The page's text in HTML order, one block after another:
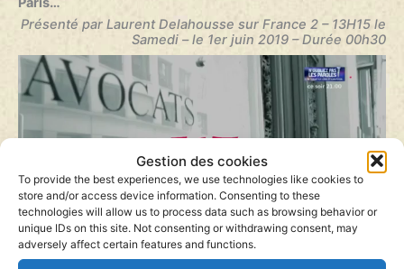
Gestion des cookies
To provide the best experiences, we use technologies like cookies to
store and/or access device information. Consenting to these
technologies will allow us to process data such as browsing behavior or
unique IDs on this site. Not consenting or withdrawing consent, may
adversely affect certain features and functions.
Présenté par Laurent Delahousse sur France 2 – 13H15 le
Samedi – le 1er juin 2019 – Durée 00h30